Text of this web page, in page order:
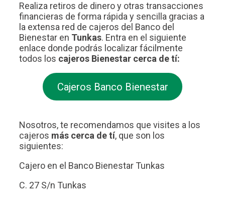
Realiza retiros de dinero y otras transacciones
financieras de forma rápida y sencilla gracias a
la extensa red de cajeros del Banco del
Bienestar en Tunkas. Entra en el siguiente
enlace donde podrás localizar fácilmente
todos los cajeros Bienestar cerca de tí:
Cajeros Banco Bienestar
Nosotros, te recomendamos que visites a los
cajeros más cerca de tí, que son los
siguientes:
Cajero en el Banco Bienestar Tunkas
C. 27 S/n Tunkas